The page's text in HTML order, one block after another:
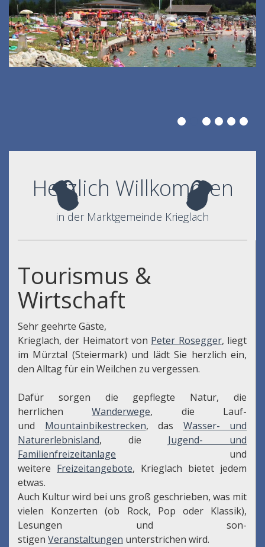
Herzlich Willkommen
in der Marktgemeinde Krieglach
Tourismus &
Wirtschaft
Sehr geehrte Gäste,
Krieglach, der Heimatort von Peter Rosegger, liegt
im Mürztal (Steiermark) und lädt Sie herzlich ein,
den Alltag für ein Weilchen zu vergessen.
Dafür sorgen die gepflegte Natur, die
herrlichenWanderwege, die Lauf-
und Mountainbikestrecken, das Wasser- und
Naturerlebnisland, die Jugend- und
Familienfreizeitanlage und
weitere Freizeitangebote, Krieglach bietet jedem
etwas.
Auch Kultur wird bei uns groß geschrieben, was mit
vielen Konzerten (ob Rock, Pop oder Klassik),
Lesungen und son-
stigen Veranstaltungen unterstrichen wird.